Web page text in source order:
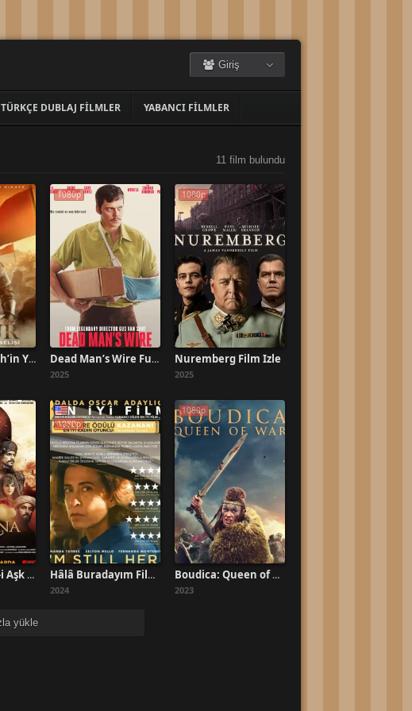
Giriş
TÜRKÇE DUBLAJ FILMLER YABANCI FILMLER
11 film bulundu
Timur: Bir Fatih’in Yükselişi Full HD
1080p
Dead Man’s Wire Full HD İzle
2025
1080p
Nuremberg Film İzle
2025
Mevlana Mest-i Aşk Full HD İzle
1080p
Hâlâ Buradayım Filmi İzle
2024
1080p
Boudica: Queen of War Türkçe Dublaj İzle
2023
yükle